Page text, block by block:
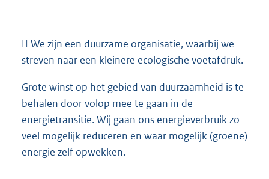
 We zijn een duurzame organisatie, waarbij we
streven naar een kleinere ecologische voetafdruk.
Grote winst op het gebied van duurzaamheid is te
behalen door volop mee te gaan in de
energietransitie. Wij gaan ons energieverbruik zo
veel mogelijk reduceren en waar mogelijk (groene)
energie zelf opwekken.